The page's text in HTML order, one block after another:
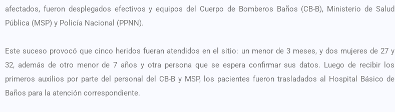
afectados, fueron desplegados efectivos y equipos del Cuerpo de Bomberos Baños (CB-B), Ministerio de Salud
Pública (MSP) y Policía Nacional (PPNN).
Este suceso provocó que cinco heridos fueran atendidos en el sitio: un menor de 3 meses, y dos mujeres de 27 y
32, además de otro menor de 7 años y otra persona que se espera confirmar sus datos. Luego de recibir los
primeros auxilios por parte del personal del CB-B y MSP, los pacientes fueron trasladados al Hospital Básico de
Baños para la atención correspondiente.